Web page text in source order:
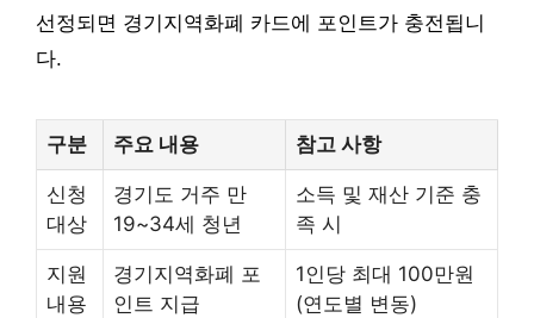
선정되면 경기지역화폐 카드에 포인트가 충전됩니
다.
구분 주요 내용 참고 사항
신청
대상
경기도 거주 만
19~34세 청년
소득 및 재산 기준 충
족 시
지원
내용
경기지역화폐 포
인트 지급
1인당 최대 100만원
(연도별 변동)